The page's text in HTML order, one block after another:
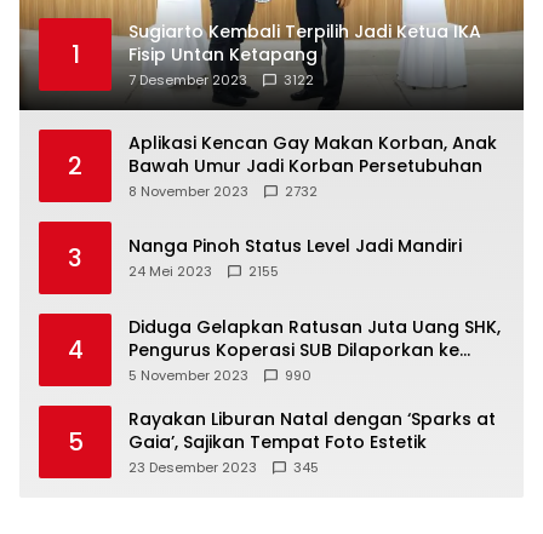
1
Sugiarto Kembali Terpilih Jadi Ketua IKA
Fisip Untan Ketapang
7 Desember 2023 3122
2
Aplikasi Kencan Gay Makan Korban, Anak
Bawah Umur Jadi Korban Persetubuhan
8 November 2023 2732
3 Nanga Pinoh Status Level Jadi Mandiri
24 Mei 2023 2155
4
Diduga Gelapkan Ratusan Juta Uang SHK,
Pengurus Koperasi SUB Dilaporkan ke
Polisi
5 November 2023 990
5
Rayakan Liburan Natal dengan ‘Sparks at
Gaia’, Sajikan Tempat Foto Estetik
23 Desember 2023 345